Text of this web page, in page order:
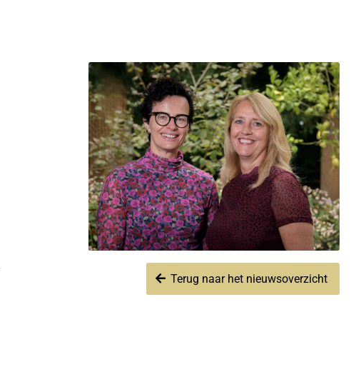
Terug naar het nieuwsoverzicht